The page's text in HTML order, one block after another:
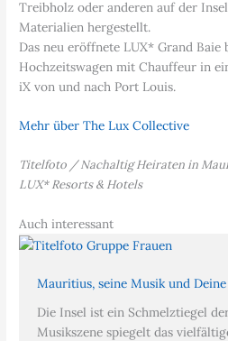
Treibholz oder anderen auf der
Materialien hergestellt.
Das neu eröffnete LUX* Grand Baie
Hochzeitswagen mit Chauffeur in
iX von und nach Port Louis.
Mehr über The Lux Collective
Titelfoto / Nachaltig Heiraten in
LUX* Resorts & Hotels
Auch interessant
Mauritius, seine Musik und
Die Insel ist ein Schmelztiegel
Musikszene spiegelt das